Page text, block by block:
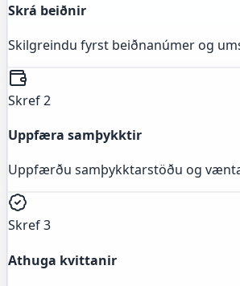
Skrá beiðnir
Skilgreindu fyrst beiðnanúmer og
Skref 2
Uppfæra samþykktir
Uppfærðu samþykktarstöðu og
Skref 3
Athuga kvittanir